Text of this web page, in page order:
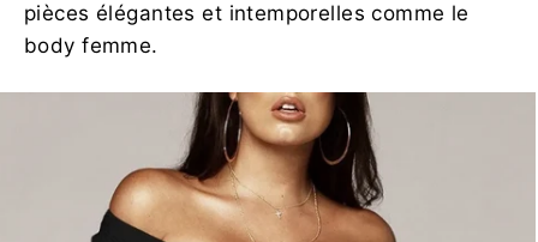
pièces élégantes et intemporelles comme le
body femme.